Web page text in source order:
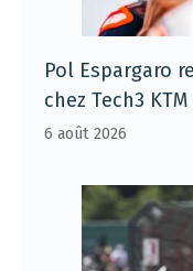
Pol Espargaro
chez Tech3
6 août 2026